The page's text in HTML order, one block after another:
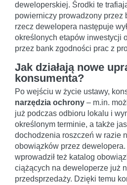
deweloperskiej. Środki te
powierniczy prowadzony przez
rzecz dewelopera następuje
określonych etapów inwestycji
przez bank zgodności prac z
Jak działają nowe
konsumenta?
Po wejściu w życie ustawy,
narzędzia ochrony – m.in.
już podczas odbioru lokalu i
określonym terminie, a także
dochodzenia roszczeń w razie
obowiązków przez
wprowadził też katalog
ciążących na deweloperze już
przedsprzedaży. Dzięki temu